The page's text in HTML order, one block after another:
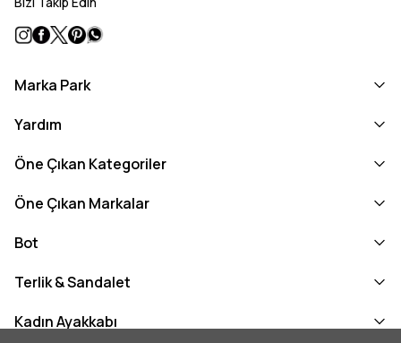
Marka Park
Yardım
Öne Çıkan Kategoriler
Öne Çıkan Markalar
Bot
Terlik & Sandalet
Kadın Ayakkabı